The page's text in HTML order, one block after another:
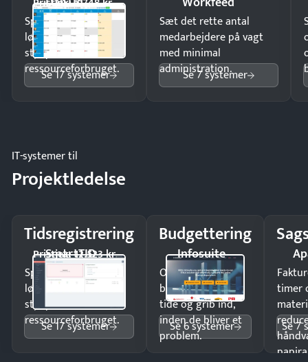
Spar tid på
lønberegning og få
styr på
ressourceforbruget.
Se 17 systemer
Sæt det rette antal
medarbejdere på vagt
med minimal
administration.
Se 7 systemer
IT-systemer til
Projektledelse
Tidsregistrering
SmartTID
Pristjek: 12.523 kr
Spar tid på
lønberegning og få
styr på
ressourceforbruget.
Se 17 systemer
Budgettering
Infosuite
Opdag
budgetafvigelser i
tide og grib ind,
inden de bliver et
problem.
Se 6 systemer
timer
Se 7